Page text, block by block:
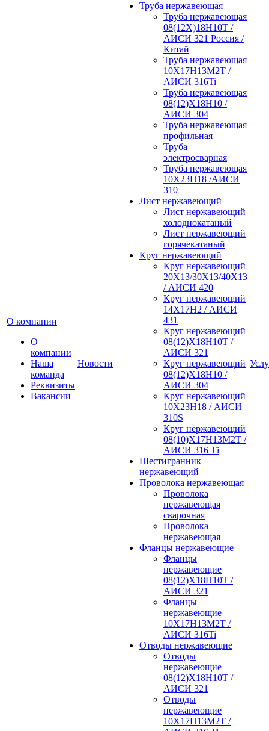
О компании
О
компании
Наша
команда
Реквизиты
Вакансии
Новости
Труба нержавеющая
Труба нержавеющая
08(12Х)18Н10Т /
АИСИ 321 Россия /
Китай
Труба нержавеющая
10Х17Н13М2Т /
АИСИ 316Ti
Труба нержавеющая
08(12)Х18Н10 /
АИСИ 304
Труба нержавеющая
профильная
Труба
электросварная
Труба нержавеющая
10Х23Н18 /АИСИ
310
Лист нержавеющий
Лист нержавеющий
холоднокатаный
Лист нержавеющий
горячекатаный
Круг нержавеющий
Круг нержавеющий
20Х13/30Х13/40Х13
/ АИСИ 420
Круг нержавеющий
14Х17Н2 / АИСИ
431
Круг нержавеющий
08(12)Х18Н10Т /
АИСИ 321
Круг нержавеющий
08(12)Х18Н10 /
АИСИ 304
Круг нержавеющий
10Х23Н18 / АИСИ
310S
Круг нержавеющий
08(10)Х17Н13М2Т /
АИСИ 316 Тi
Шестигранник
нержавеющий
Проволока нержавеющая
Проволока
нержавеющая
сварочная
Проволока
нержавеющая
Фланцы нержавеющие
Фланцы
нержавеющие
08(12)Х18Н10Т /
АИСИ 321
Фланцы
нержавеющие
10Х17Н13М2Т /
АИСИ 316Ti
Отводы нержавеющие
Отводы
нержавеющие
08(12)Х18Н10Т /
АИСИ 321
Отводы
нержавеющие
10Х17Н13М2Т /